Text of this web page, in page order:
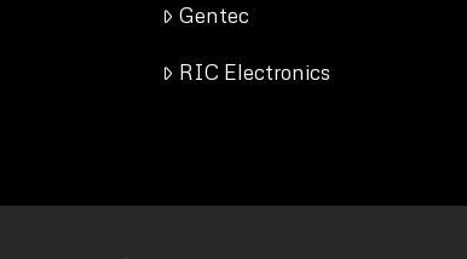
Gentec
RIC Electronics